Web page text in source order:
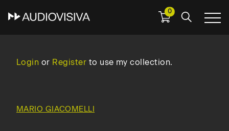
main
navigation
0
Login or Register to use my collection.
MARIO GIACOMELLI